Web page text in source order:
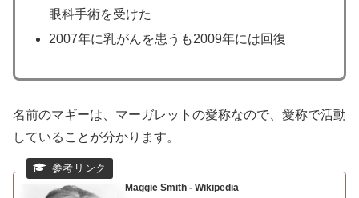
眼科手術を受けた
2007年に乳がんを患うも2009年には回復
名前のマギーは、マーガレットの愛称なので、愛称で活動
していることが分かります。
Maggie Smith - Wikipedia